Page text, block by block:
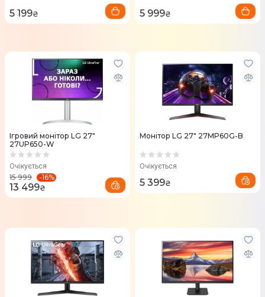
5 199₴ 5 999₴
Ігровий монітор LG 27"
27UP650-W
Очікується
15 999 -16%
13 499₴
Монітор LG 27" 27MP60G-B
Очікується
5 399₴